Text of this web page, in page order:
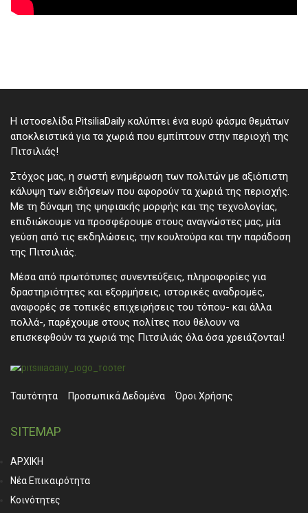
Η ιστοσελίδα PitsiliaDaily καλύπτει ένα ευρύ φάσμα θεμάτων
αποκλειστικά για τα χωριά που εμπίπτουν στην περιοχή της
Πιτσιλιάς!
Στόχος μας, η σωστή ενημέρωση των πολιτών με αξιόπιστη
κάλυψη των ειδήσεων που αφορούν τα χωριά της περιοχής.
Με τη δύναμη της ψηφιακής μορφής και της τεχνολογίας,
επιδιώκουμε να προσφέρουμε στους αναγνώστες μας, μία
γεύση από τις εκδηλώσεις, την κουλτούρα και την παράδοση
της Πιτσιλιάς.
Μέσα από πρωτότυπες συνεντεύξεις, πληροφορίες για
δραστηριότητες και εξορμήσεις, ιστορικές αναδρομές,
αναφορές σε τοπικές επιχειρήσεις του τόπου- και άλλα
πολλά-, παρέχουμε στους πολίτες που θέλουν να
επισκεφθούν τα χωριά της Πιτσιλιάς όλα όσα χρειάζονται!
Ταυτότητα Προσωπικά ∆εδομένα Όροι Χρήσης
SITEMAP
ΑΡΧΙΚΗ
Νέα Επικαιρότητα
Κοινότητες